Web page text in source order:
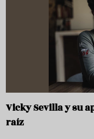
Vicky Sevilla y su
raíz